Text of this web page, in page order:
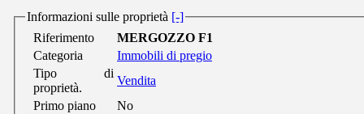
Informazioni sulle proprietà [-]
Riferimento
MERGOZZO F1
Categoria
Immobili di pregio
Tipo di
proprietà.
Vendita
Primo piano
No